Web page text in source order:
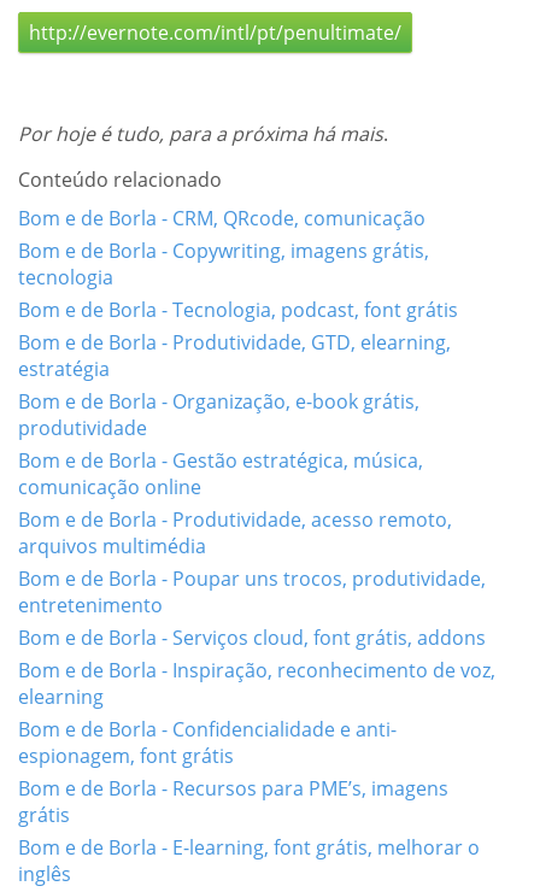
http://evernote.com/intl/pt/penultimate/
Por hoje é tudo, para a próxima há mais.
Conteúdo relacionado
Bom e de Borla - CRM, QRcode, comunicação
Bom e de Borla - Copywriting, imagens grátis,
tecnologia
Bom e de Borla - Tecnologia, podcast, font grátis
Bom e de Borla - Produtividade, GTD, elearning,
estratégia
Bom e de Borla - Organização, e-book grátis,
produtividade
Bom e de Borla - Gestão estratégica, música,
comunicação online
Bom e de Borla - Produtividade, acesso remoto,
arquivos multimédia
Bom e de Borla - Poupar uns trocos, produtividade,
entretenimento
Bom e de Borla - Serviços cloud, font grátis, addons
Bom e de Borla - Inspiração, reconhecimento de voz,
elearning
Bom e de Borla - Confidencialidade e anti-
espionagem, font grátis
Bom e de Borla - Recursos para PME’s, imagens
grátis
Bom e de Borla - E-learning, font grátis, melhorar o
inglês